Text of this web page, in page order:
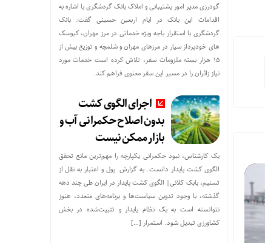
گودرزی مدیر امور پشتیبانی و املاک بانک گردشگری با اشاره به
اقدامات این بانک در ایام اربعین حسینی گفت: بانک
گردشگری با استقرار باجه ویژه خدماتی در مرز مهران، کیوسک
های خودپرداز سیار در مرزهای مهران و شلمچه و توزیع بیش از
۱۵ هزار بسته ملزومات سفر، تلاش کرده است خدمات مورد
نیاز زائران را در مسیر این سفر معنوی فراهم کند.
اجرای الگوی کشت
بدون اصلاح حکمرانی آب و
بازار ممکن نیست
یک کارشناس، نبود حکمرانی یکپارچه را مهم‌ترین مانع تحقق
الگوی کشت پایدار دانست. به گزارش پول و اعتبار به نقل از
تسنیم، بابک کلانی| الگوی کشت پایدار در ایران طی چند دهه
گذشته، با وجود تدوین سیاست‌ها و برنامه‌های متعدد، هنوز
نتوانسته است به یک نظام پایدار و تثبیت‌شده در بخش
کشاورزی تبدیل شود. استمرار […]